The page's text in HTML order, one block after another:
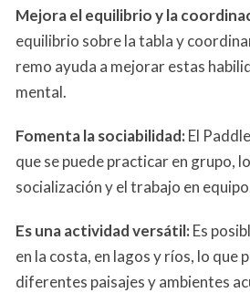
Mejora el equilibrio y la
equilibrio sobre la tabla y
remo ayuda a mejorar estas
mental.
Fomenta la sociabilidad:El
que se puede practicar en grupo,
socialización y el trabajo en
Es una actividad versátil:Es
en la costa, en lagos y ríos, lo
diferentes paisajes y ambientes